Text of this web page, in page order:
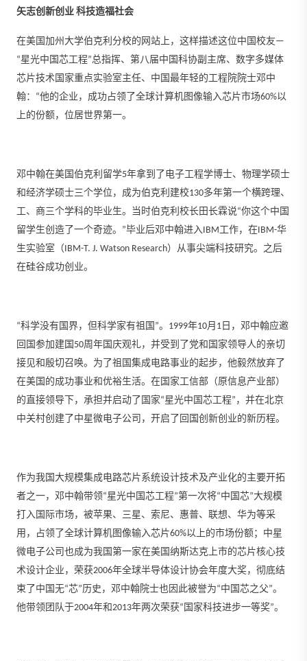
矢志创新创业 科技造福社会
在美国加州大学伯克利分校的网站上，这样描述这位中国校友—
“星光中国芯工程”总指挥、第八届中国科协副主席、数字多媒体
芯片技术国家重点实验室主任、中国最年轻的工程院院士邓中
翰：“他的企业，成功占领了全球计算机图像输入芯片市场60%以
上的份额，位居世界第一。
邓中翰在美国伯克利留学5年拿到了电子工程学博士、物理学硕士
和经济学硕士三个学位，成为伯克利建校130多年第一个横跨理、
工、商三个学科的毕业生。当时伯克利校长田长霖说“你这个中国
留学生创造了一个奇迹。”毕业后邓中翰进入IBM工作，在IBM-华
生实验室（IBM-T. J. Watson Research）从事尖端科技研究。之后
在硅谷成功创业。
“科学没有国界，但科学家有祖国”。1999年10月1日，邓中翰应邀
回国参加建国50周年国庆观礼，并受到了党和国家领导人的亲切
接见和殷切召唤。为了祖国集成电路事业的起步，他毅然放弃了
在美国的成功事业和优裕生活。在国家工信部（原信息产业部）
的直接领导下，承担并启动了国家“星光中国芯工程”，并在北京
中关村创建了中星微电子公司，开启了回国创新创业的新历程。
作为我国大规模集成电路芯片系统设计技术及产业化的主要开拓
者之一，邓中翰带领“星光中国芯工程”第一次将“中国芯”大规模
打入国际市场，被苹果、三星、索尼、惠普、联想、华为等采
用，占领了全球计算机图像输入芯片60%以上的市场份额；中星
微电子公司也成为我国第一家在美国纳斯达克上市的芯片核心技
术设计企业，荣获2006年全球半导体设计协会年度大奖，彻底结
束了中国无“芯”历史，邓中翰院士也因此被誉为“中国芯之父”。
他带领团队于2004年和2013年两次荣获“国家科技进步一等奖”。